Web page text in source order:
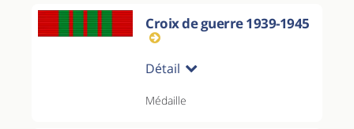
Croix de guerre 1939-1945
Détail
Médaille